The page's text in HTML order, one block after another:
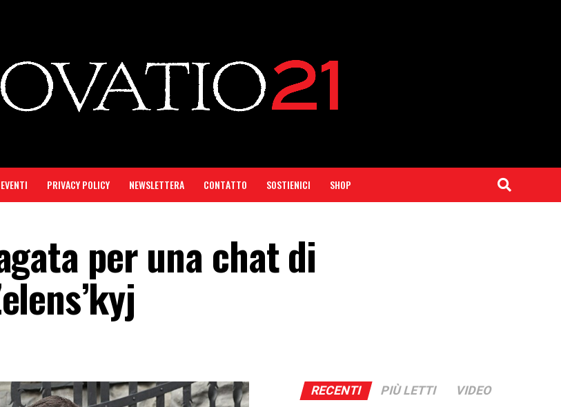
EVENTI PRIVACY POLICY NEWSLETTERA CONTATTO SOSTIENICI SHOP
per una chat di
RECENTI PIÙ LETTI VIDEO